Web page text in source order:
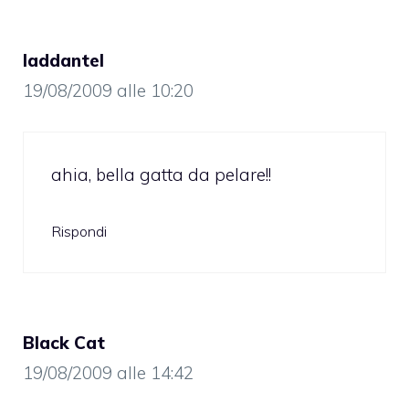
laddantel
19/08/2009 alle 10:20
ahia, bella gatta da pelare!!
Rispondi
Black Cat
19/08/2009 alle 14:42